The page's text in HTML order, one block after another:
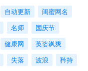
自动更新
闺蜜网名
名师
国庆节
健康网
英姿飒爽
失落 波浪
矜持